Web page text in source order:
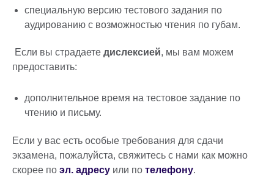
специальную версию тестового задания по
аудированию с возможностью чтения по губам.
Если вы страдаете дислексией, мы вам можем
предоставить:
дополнительное время на тестовое задание по
чтению и письму.
Если у вас есть особые требования для сдачи
экзамена, пожалуйста, свяжитесь с нами как можно
скорее по эл. адресу или по телефону.